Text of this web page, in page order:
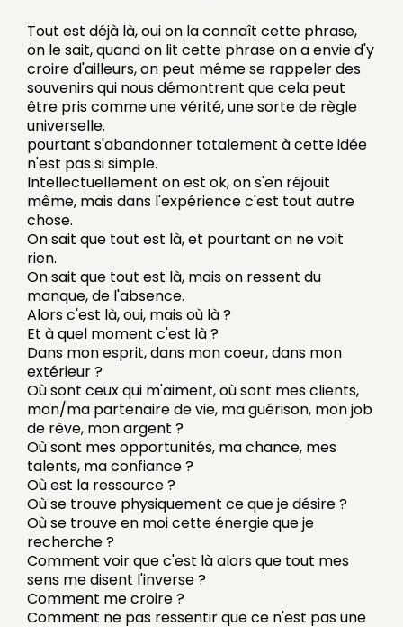
Tout est déjà là, oui on la connaît cette phrase,
on le sait, quand on lit cette phrase on a envie d'y
croire d'ailleurs, on peut même se rappeler des
souvenirs qui nous démontrent que cela peut
être pris comme une vérité, une sorte de règle
universelle.
pourtant s'abandonner totalement à cette idée
n'est pas si simple.
Intellectuellement on est ok, on s'en réjouit
même, mais dans l'expérience c'est tout autre
chose.
On sait que tout est là, et pourtant on ne voit
rien.
On sait que tout est là, mais on ressent du
manque, de l'absence.
Alors c'est là, oui, mais où là ?
Et à quel moment c'est là ?
Dans mon esprit, dans mon coeur, dans mon
extérieur ?
Où sont ceux qui m'aiment, où sont mes clients,
mon/ma partenaire de vie, ma guérison, mon job
de rêve, mon argent ?
Où sont mes opportunités, ma chance, mes
talents, ma confiance ?
Où est la ressource ?
Où se trouve physiquement ce que je désire ?
Où se trouve en moi cette énergie que je
recherche ?
Comment voir que c'est là alors que tout mes
sens me disent l'inverse ?
Comment me croire ?
Comment ne pas ressentir que ce n'est pas une